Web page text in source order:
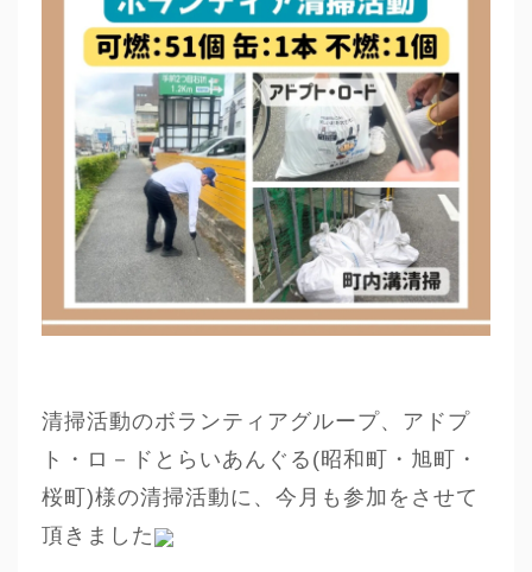
清掃活動のボランティアグループ、アドプ
ト・ロ－ドとらいあんぐる(昭和町・旭町・
桜町)様の清掃活動に、今月も参加をさせて
頂きました